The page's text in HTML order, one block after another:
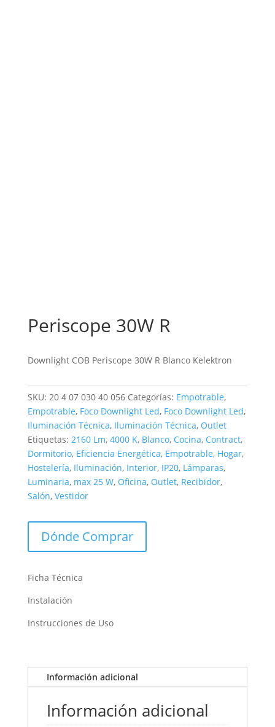
Periscope 30W R
Downlight COB Periscope 30W R Blanco Kelektron
SKU: 20 4 07 030 40 056 Categorías: Empotrable,
Empotrable, Foco Downlight Led, Foco Downlight Led,
Iluminación Técnica, Iluminación Técnica, Outlet
Etiquetas: 2160 Lm, 4000 K, Blanco, Cocina, Contract,
Dormitorio, Eficiencia Energética, Empotrable, Hogar,
Hostelería, Iluminación, Interior, IP20, Lámparas,
Luminaria, max 25 W, Oficina, Outlet, Recibidor,
Salón, Vestidor
Dónde Comprar
Ficha Técnica
Instalación
Instrucciones de Uso
Información adicional
Información adicional